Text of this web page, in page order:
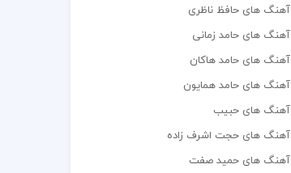
آهنگ های حافظ ناظری
آهنگ های حامد زمانی
آهنگ های حامد هاکان
آهنگ های حامد همایون
آهنگ های حبیب
آهنگ های حجت اشرف زاده
آهنگ های حمید صفت